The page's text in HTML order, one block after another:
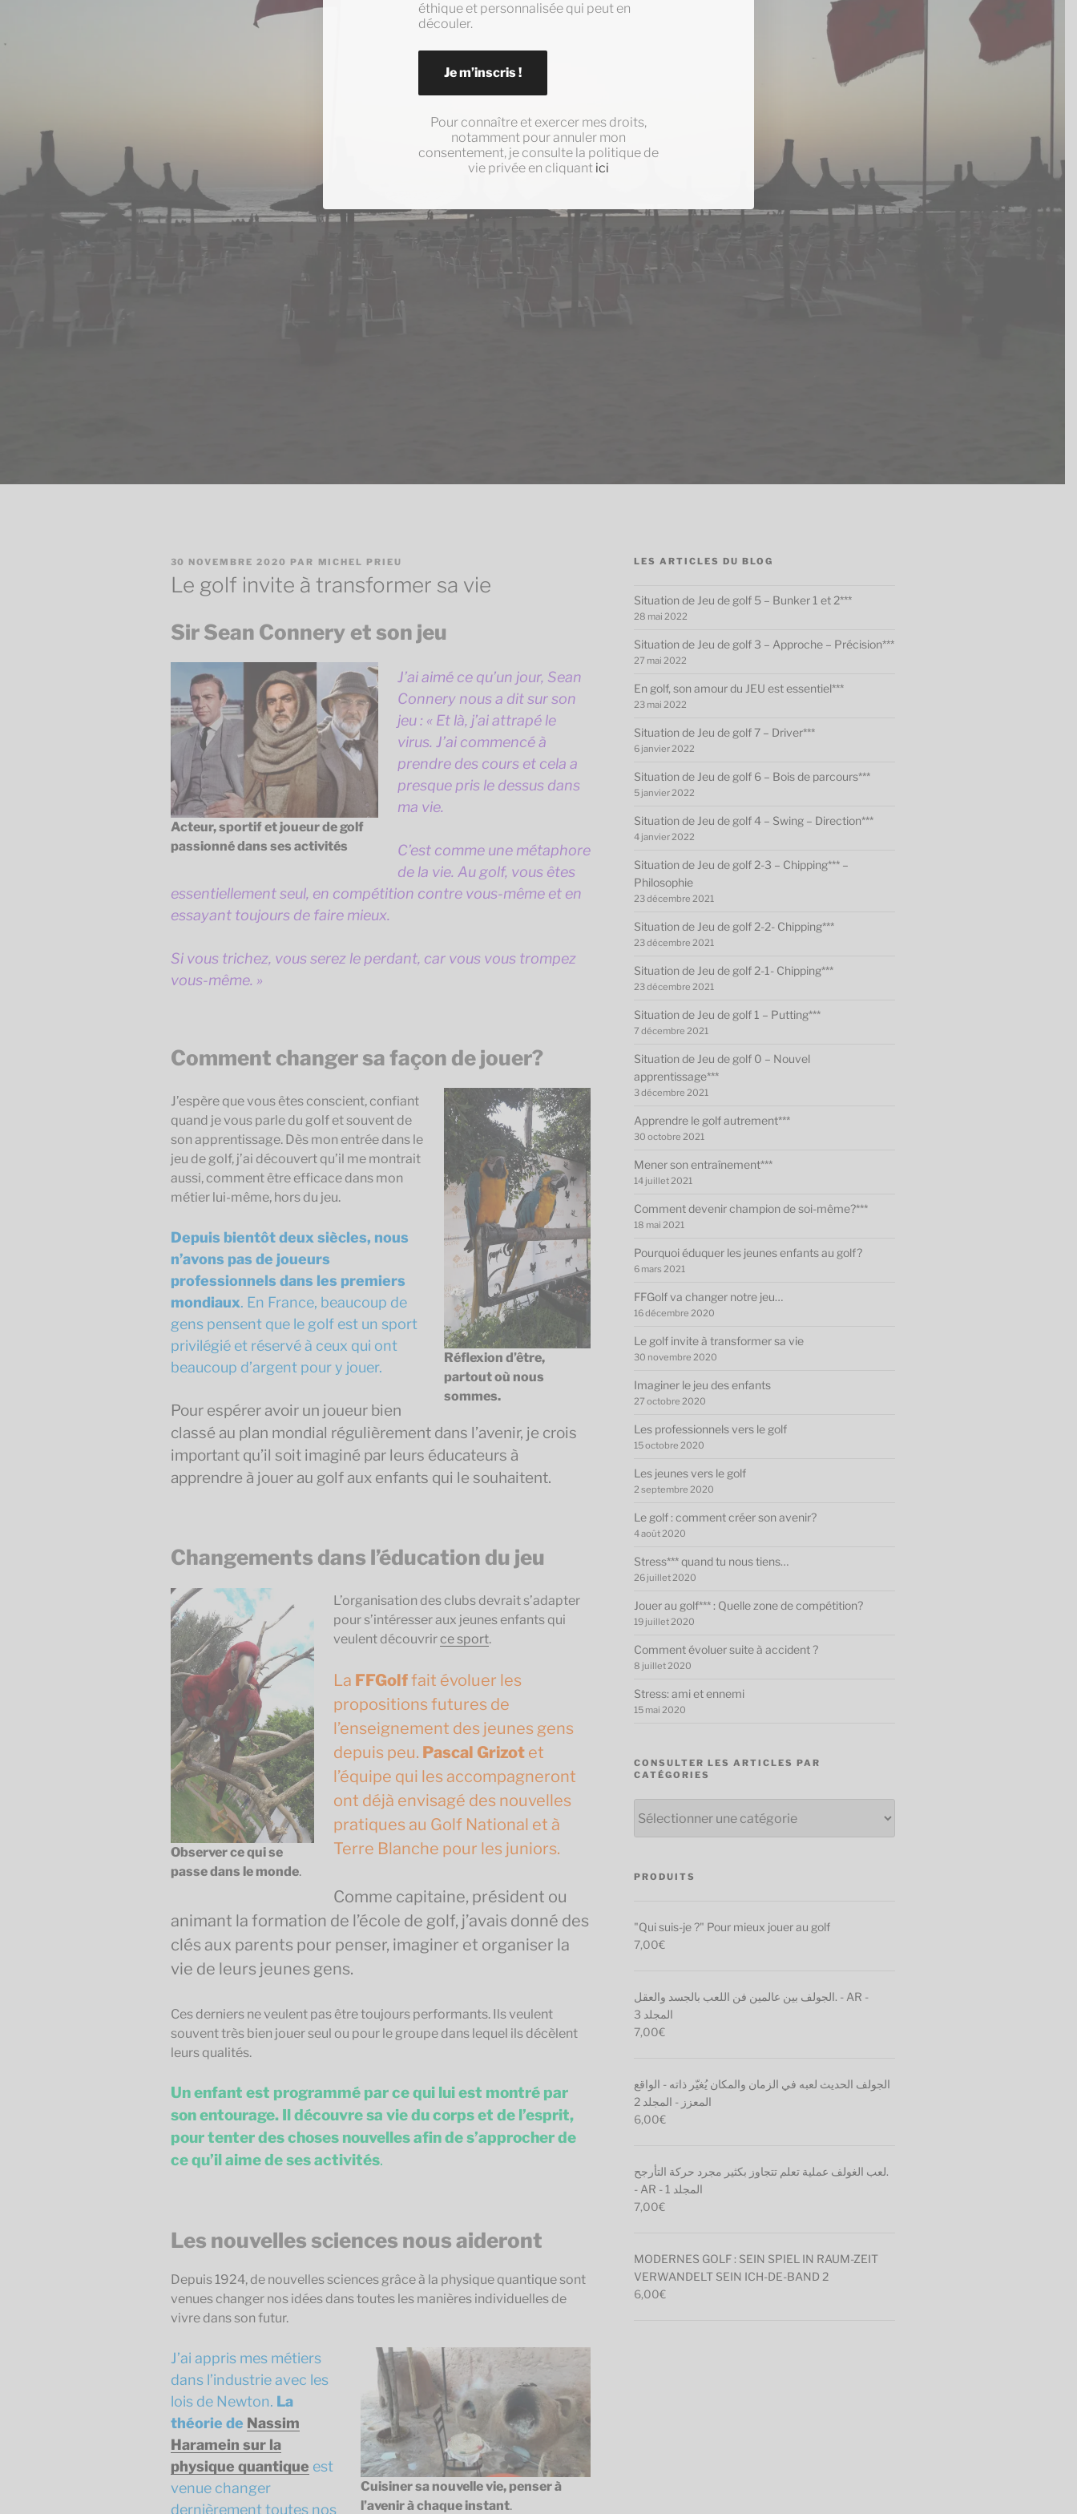
PUBLIÉ
LE
30 NOVEMBRE 2020 PAR MICHEL PRIEU
Le golf invite à transformer sa vie
Sir Sean Connery et son jeu
Acteur, sportif et joueur de golf
passionné dans ses activités
J’ai aimé ce qu’un jour, Sean
Connery nous a dit sur son
jeu : « Et là, j’ai attrapé le
virus. J’ai commencé à
prendre des cours et cela a
presque pris le dessus dans
ma vie.
C’est comme une métaphore
de la vie. Au golf, vous êtes
essentiellement seul, en compétition contre vous-même et en
essayant toujours de faire mieux.
Si vous trichez, vous serez le perdant, car vous vous trompez
vous-même. »
Comment changer sa façon de jouer?
Réflexion d’être,
partout où nous
sommes.
J’espère que vous êtes conscient, confiant
quand je vous parle du golf et souvent de
son apprentissage. Dès mon entrée dans le
jeu de golf, j’ai découvert qu’il me montrait
aussi, comment être efficace dans mon
métier lui-même, hors du jeu.
Depuis bientôt deux siècles, nous
n’avons pas de joueurs
professionnels dans les premiers
mondiaux. En France, beaucoup de
gens pensent que le golf est un sport
privilégié et réservé à ceux qui ont
beaucoup d’argent pour y jouer.
Pour espérer avoir un joueur bien
classé au plan mondial régulièrement dans l’avenir, je crois
important qu’il soit imaginé par leurs éducateurs à
apprendre à jouer au golf aux enfants qui le souhaitent.
Changements dans l’éducation du jeu
Observer ce qui se
passe dans le monde.
L’organisation des clubs devrait s’adapter
pour s’intéresser aux jeunes enfants qui
veulent découvrirce sport.
La FFGolffait évoluer les
propositions futures de
l’enseignement des jeunes gens
depuis peu. Pascal Grizot et
l’équipe qui les accompagneront
ont déjà envisagé des nouvelles
pratiques au Golf National et à
Terre Blanche pour les juniors.
Comme capitaine, président ou
animant la formation de l’école de golf, j’avais donné des
clés aux parents pour penser, imaginer et organiser la
vie de leurs jeunes gens.
Ces derniers ne veulent pas être toujours performants. Ils veulent
souvent très bien jouer seul ou pour le groupe dans lequel ils décèlent
leurs qualités.
Un enfant est programmé par ce qui lui est montré par
son entourage. Il découvre sa vie du corps et de l’esprit,
pour tenter des choses nouvelles afin de s’approcher de
ce qu’il aime de ses activités.
Les nouvelles sciences nous aideront
Depuis 1924, de nouvelles sciences grâce à la physique quantique sont
venues changer nos idées dans toutes les manières individuelles de
vivre dans son futur.
Cuisiner sa nouvelle vie, penser à
l’avenir à chaque instant.
J’ai appris mes métiers
dans l’industrie avec les
lois de Newton. La
théorie de Nassim
Haramein sur la
physique quantique est
venue changer
dernièrement toutes nos
LES ARTICLES DU BLOG
Situation de Jeu de golf 5 – Bunker 1 et 2***
28 mai 2022
Situation de Jeu de golf 3 – Approche – Précision***
27 mai 2022
En golf, son amour du JEU est essentiel***
23 mai 2022
Situation de Jeu de golf 7 – Driver***
6 janvier 2022
Situation de Jeu de golf 6 – Bois de parcours***
5 janvier 2022
Situation de Jeu de golf 4 – Swing – Direction***
4 janvier 2022
Situation de Jeu de golf 2-3 – Chipping*** –
Philosophie
23 décembre 2021
Situation de Jeu de golf 2-2- Chipping***
23 décembre 2021
Situation de Jeu de golf 2-1- Chipping***
23 décembre 2021
Situation de Jeu de golf 1 – Putting***
7 décembre 2021
Situation de Jeu de golf 0 – Nouvel
apprentissage***
3 décembre 2021
Apprendre le golf autrement***
30 octobre 2021
Mener son entraînement***
14 juillet 2021
Comment devenir champion de soi-même?***
18 mai 2021
Pourquoi éduquer les jeunes enfants au golf?
6 mars 2021
FFGolf va changer notre jeu…
16 décembre 2020
Le golf invite à transformer sa vie
30 novembre 2020
Imaginer le jeu des enfants
27 octobre 2020
Les professionnels vers le golf
15 octobre 2020
Les jeunes vers le golf
2 septembre 2020
Le golf : comment créer son avenir?
4 août 2020
Stress*** quand tu nous tiens…
26 juillet 2020
Jouer au golf*** : Quelle zone de compétition?
19 juillet 2020
Comment évoluer suite à accident ?
8 juillet 2020
Stress: ami et ennemi
15 mai 2020
CONSULTER LES ARTICLES PAR
CATÉGORIES
les
articles
catégories
PRODUITS
"Qui suis-je ?" Pour mieux jouer au golf
7,00€
الجولف بين عالمين فن اللعب بالجسد والعقل. - AR -
المجلد 3
7,00€
الجولف الحديث لعبه في الزمان والمكان يُغيّر ذاته - الواقع
المعزز - المجلد 2
6,00€
لعب الغولف عملية تعلم تتجاوز بكثير مجرد حركة التأرجح.
- AR - المجلد 1
7,00€
MODERNES GOLF : SEIN SPIEL IN RAUM-ZEIT
VERWANDELT SEIN ICH-DE-BAND 2
6,00€
éthique et personnalisée qui peut en
découler.
Je m’inscris !
Pour connaître et exercer mes droits,
notamment pour annuler mon
consentement, je consulte la politique de
vie privée en cliquant ici